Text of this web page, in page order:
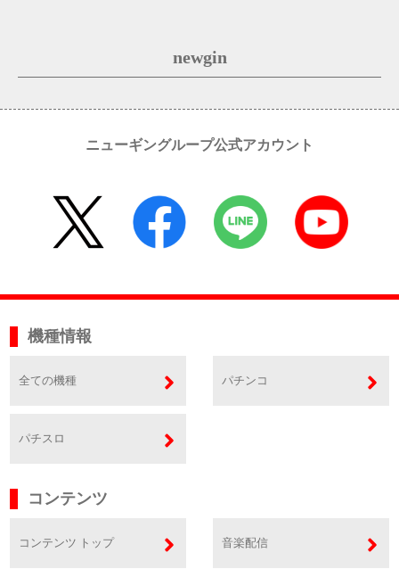
newgin
ニューギングループ公式アカウント
機種情報
全ての機種 パチンコ
パチスロ
コンテンツ
コンテンツ トップ 音楽配信